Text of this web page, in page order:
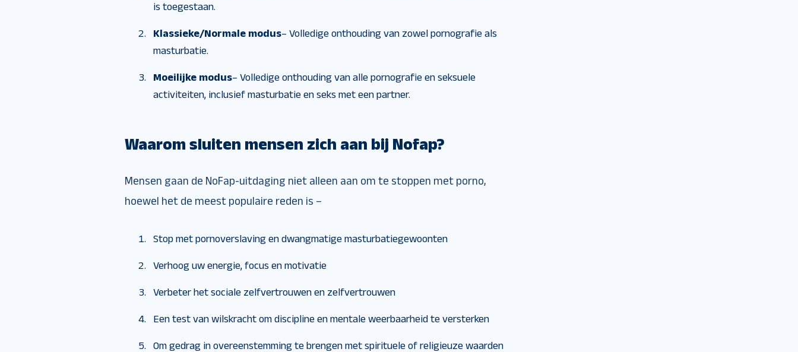
is toegestaan.
Klassieke/Normale modus– Volledige onthouding van zowel pornografie als
masturbatie.
Moeilijke modus– Volledige onthouding van alle pornografie en seksuele
activiteiten, inclusief masturbatie en seks met een partner.
Waarom sluiten mensen zich aan bij Nofap?
Mensen gaan de NoFap-uitdaging niet alleen aan om te stoppen met porno,
hoewel het de meest populaire reden is –
Stop met pornoverslaving en dwangmatige masturbatiegewoonten
Verhoog uw energie, focus en motivatie
Verbeter het sociale zelfvertrouwen en zelfvertrouwen
Een test van wilskracht om discipline en mentale weerbaarheid te versterken
Om gedrag in overeenstemming te brengen met spirituele of religieuze waarden